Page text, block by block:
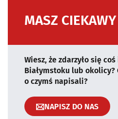
MASZ
Wiesz, że zdarzyło się
Białymstoku lub okolicy?
o czymś napisali?
NAPISZ DO NAS